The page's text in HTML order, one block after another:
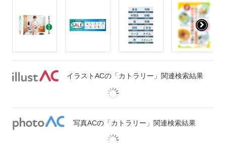
イラストACの「カトラリー」関連検索結果
写真ACの「カトラリー」関連検索結果